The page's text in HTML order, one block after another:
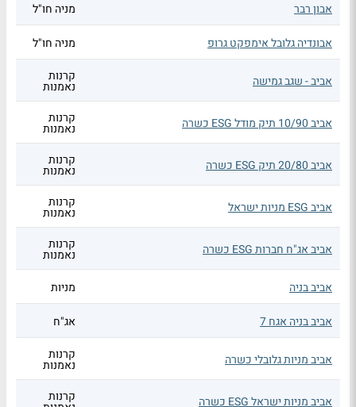
אבון רבר מניה חו"ל
אבונדיה גלובל אימפקט גרופ מניה חו"ל
אביב - שגב גמישה קרנות
נאמנות
אביב 10/90 תיק מודל ESG כשרה קרנות
נאמנות
אביב 20/80 תיק ESG כשרה קרנות
נאמנות
אביב ESG מניות ישראל קרנות
נאמנות
אביב אג"ח חברות ESG כשרה קרנות
נאמנות
אביב בניה
מניות
אביב בניה אגח 7 אג"ח
אביב מניות גלובלי כשרה קרנות
נאמנות
אביב מניות ישראל ESG כשרה קרנות